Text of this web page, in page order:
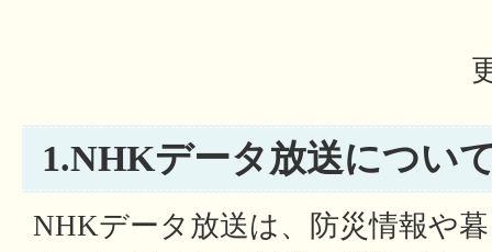
1.NHKデータ放送につい
NHKデータ放送は、防災情報や